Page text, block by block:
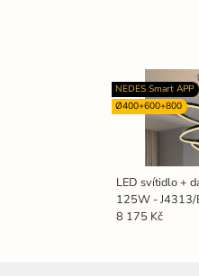
LED svítidlo +
125W - J4313/
NEDES Smart APP
Ø400+600+800
8 175 Kč